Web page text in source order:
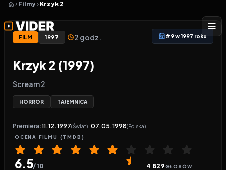
Filmy Krzyk 2
FILM 1997 2 godz. #9 w 1997 roku
Krzyk 2 (1997)
Scream 2
HORROR TAJEMNICA
Premiera:11.12.1997(Świat) 07.05.1998(Polska)
OCENA FILMU (TMDB)
6.5/ 10 4 829GŁOSÓW